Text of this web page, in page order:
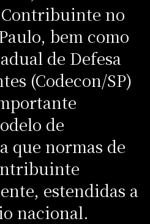
Contribuinte no
bem como
de Defesa
(Codecon/SP)
de
que normas de
estendidas a
nacional.